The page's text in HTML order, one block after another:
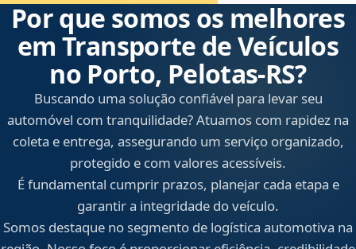
Por que somos os melhores
em Transporte de Veículos
no Porto, Pelotas‑RS?
Buscando uma solução confiável para levar seu
automóvel com tranquilidade? Atuamos com rapidez na
coleta e entrega, assegurando um serviço organizado,
protegido e com valores acessíveis.
É fundamental cumprir prazos, planejar cada etapa e
garantir a integridade do veículo.
Somos destaque no segmento de logística automotiva na